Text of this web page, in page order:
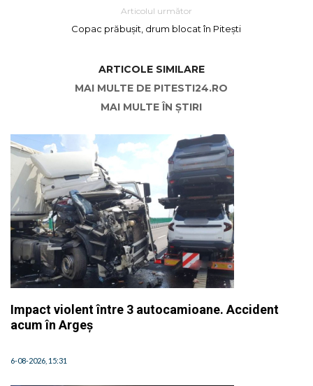
Articolul următor
Copac prăbușit, drum blocat în Pitești
ARTICOLE SIMILARE
MAI MULTE DE PITESTI24.RO
MAI MULTE ÎN ȘTIRI
Impact violent între 3 autocamioane. Accident
acum în Argeș
6-08-2026, 15:31